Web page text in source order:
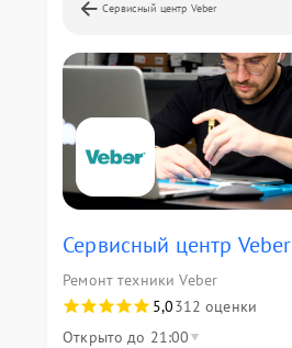
Сервисный центр Veber
Сервисный центр Veber
Ремонт техники Veber
5,0312 оценки
Открыто до 21:00